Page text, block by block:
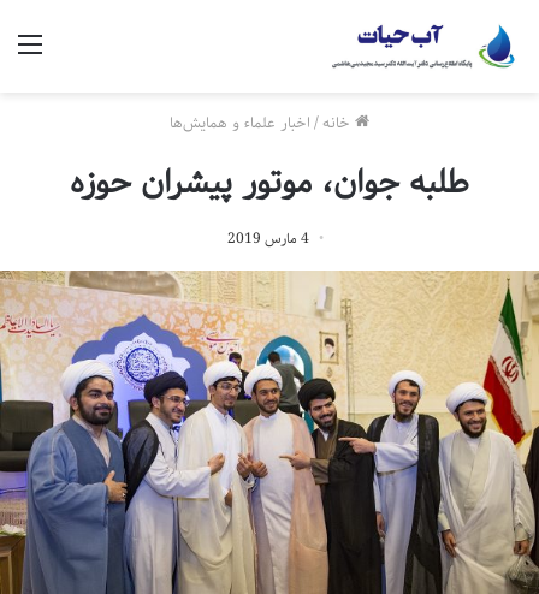
خانه/اخبار علماء و همایش‌ها
طلبه جوان، موتور پیشران حوزه
4 مارس 2019